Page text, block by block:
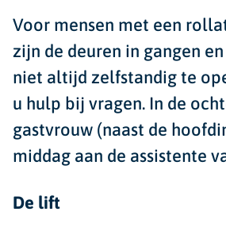
Voor mensen met een
zijn de deuren in gangen
niet altijd zelfstandig te
u hulp bij vragen. In de
gastvrouw (naast de
middag aan de assistente
De lift